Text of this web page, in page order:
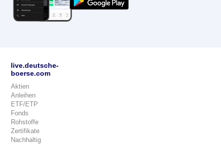
live.deutsche-
boerse.com
Aktien
Anleihen
ETF/ETP
Fonds
Rohstoffe
Zertifikate
Nachhaltig